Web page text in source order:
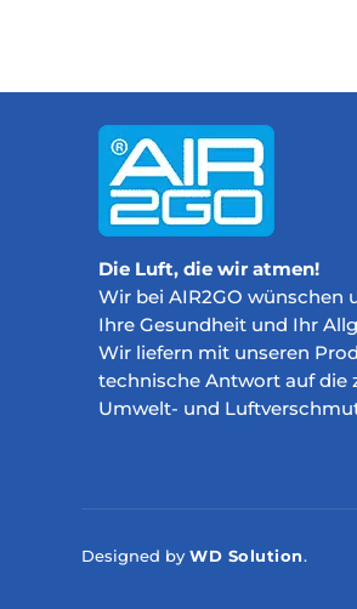
Die Luft, die wir atmen!
Wir bei AIR2GO wünschen
Ihre Gesundheit und Ihr
Wir liefern mit unseren
technische Antwort auf die
Umwelt- und
Designed byWD Solution.